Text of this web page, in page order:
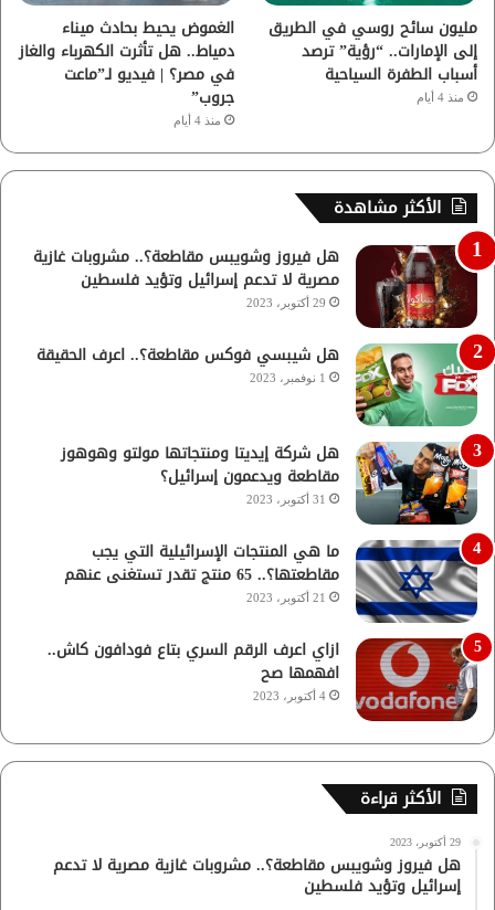
مليون سائح روسي في الطريق
إلى الإمارات.. “رؤية” ترصد
أسباب الطفرة السياحية
منذ 4 أيام
الغموض يحيط بحادث ميناء
دمياط.. هل تأثرت الكهرباء والغاز
في مصر؟ | فيديو لـ”ماعت
جروب”
منذ 4 أيام
الأكثر مشاهدة
هل فيروز وشويبس مقاطعة؟.. مشروبات غازية
مصرية لا تدعم إسرائيل وتؤيد فلسطين
29 أكتوبر، 2023
هل شيبسي فوكس مقاطعة؟.. اعرف الحقيقة
1 نوفمبر، 2023
هل شركة إيديتا ومنتجاتها مولتو وهوهوز
مقاطعة ويدعمون إسرائيل؟
31 أكتوبر، 2023
ما هي المنتجات الإسرائيلية التي يجب
مقاطعتها؟.. 65 منتج تقدر تستغنى عنهم
21 أكتوبر، 2023
ازاي اعرف الرقم السري بتاع فودافون كاش..
افهمها صح
4 أكتوبر، 2023
الأكثر قراءة
29 أكتوبر، 2023
هل فيروز وشويبس مقاطعة؟.. مشروبات غازية مصرية لا تدعم
إسرائيل وتؤيد فلسطين